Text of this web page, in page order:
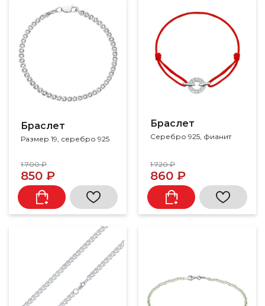
Браслет
Размер 19, серебро 925
1 700 ₽
850 ₽
Браслет
Серебро 925, фианит
1 720 ₽
860 ₽